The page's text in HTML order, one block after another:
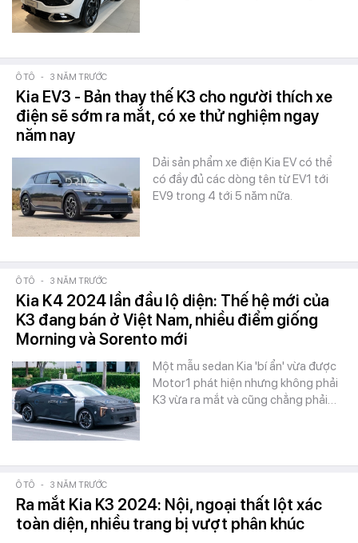
Ô TÔ - 3 NĂM TRƯỚC
Kia EV3 - Bản thay thế K3 cho người thích xe
điện sẽ sớm ra mắt, có xe thử nghiệm ngay
năm nay
Dải sản phẩm xe điện Kia EV có thể
có đầy đủ các dòng tên từ EV1 tới
EV9 trong 4 tới 5 năm nữa.
Ô TÔ - 3 NĂM TRƯỚC
Kia K4 2024 lần đầu lộ diện: Thế hệ mới của
K3 đang bán ở Việt Nam, nhiều điểm giống
Morning và Sorento mới
Một mẫu sedan Kia 'bí ẩn' vừa được
Motor1 phát hiện nhưng không phải
K3 vừa ra mắt và cũng chẳng phải…
Ô TÔ - 3 NĂM TRƯỚC
Ra mắt Kia K3 2024: Nội, ngoại thất lột xác
toàn diện, nhiều trang bị vượt phân khúc